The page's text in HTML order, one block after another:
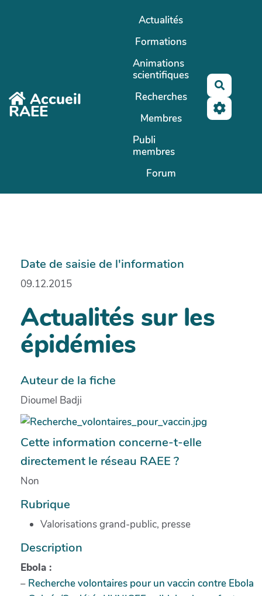
Accueil
RAEE
Actualités
Formations
Animations
scientifiques
Recherches
Membres
Publi
membres
Forum
Date de saisie de l'information
09.12.2015
Actualités sur les
épidémies
Auteur de la fiche
Dioumel Badji
Cette information concerne-t-elle
directement le réseau RAEE ?
Non
Rubrique
Valorisations grand-public, presse
Description
Ebola :
– Recherche volontaires pour un vaccin contre Ebola